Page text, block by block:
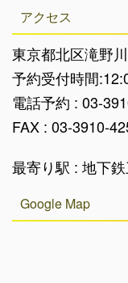
アクセス
東京都北区滝野
予約受付時間
電話予約 : 03-
FAX : 03-3910-
最寄り駅 : 地下
Google Map